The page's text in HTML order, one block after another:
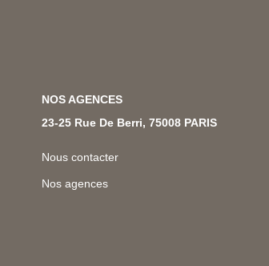
NOS AGENCES
23-25 Rue De Berri, 75008 PARIS
Nous contacter
Nos agences